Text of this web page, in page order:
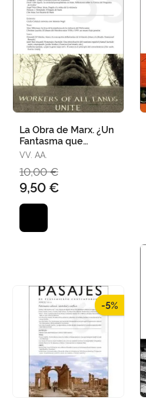
La Obra de Marx. ¿Un
Fantasma que
Recorre Europa?
VV. AA.
10,00 €
9,50 €
-5%